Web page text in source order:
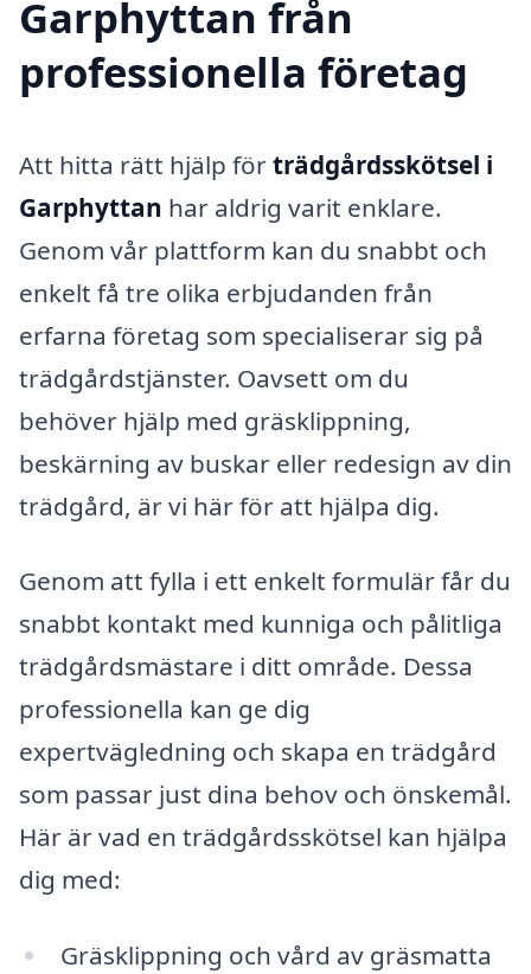
Garphyttan från
professionella företag
Att hitta rätt hjälp förträdgårdsskötsel i
Garphyttan har aldrig varit enklare.
Genom vår plattform kan du snabbt och
enkelt få tre olika erbjudanden från
erfarna företag som specialiserar sig på
trädgårdstjänster. Oavsett om du
behöver hjälp med gräsklippning,
beskärning av buskar eller redesign av din
trädgård, är vi här för att hjälpa dig.
Genom att fylla i ett enkelt formulär får du
snabbt kontakt med kunniga och pålitliga
trädgårdsmästare i ditt område. Dessa
professionella kan ge dig
expertvägledning och skapa en trädgård
som passar just dina behov och önskemål.
Här är vad en trädgårdsskötsel kan hjälpa
dig med:
Gräsklippning och vård av gräsmatta